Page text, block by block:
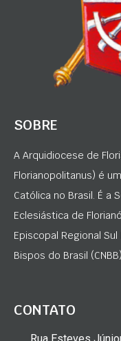
SOBRE
A Arquidiocese de
Florianopolitanus) é
Católica no Brasil. É a
Eclesiástica de
Episcopal Regional
Bispos do Brasil
CONTATO